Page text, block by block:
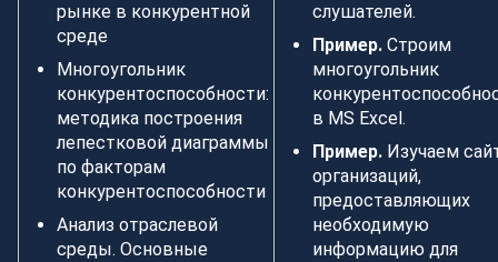
рынке в конкурентной
среде
Многоугольник
конкурентоспособности:
методика построения
лепестковой диаграммы
по факторам
конкурентоспособности
Анализ отраслевой
среды. Основные
слушателей.
Пример. Строим
многоугольник
в MS Excel.
Пример. Изучаем
организаций,
предоставляющих
необходимую
информацию для